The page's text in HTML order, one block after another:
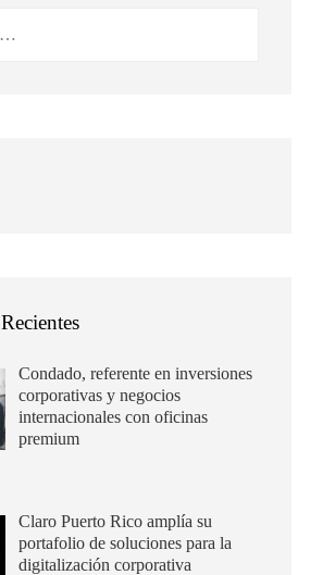
Condado, referente en inversiones
corporativas y negocios
internacionales con oficinas
premium
Claro Puerto Rico amplía su
portafolio de soluciones para la
digitalización corporativa